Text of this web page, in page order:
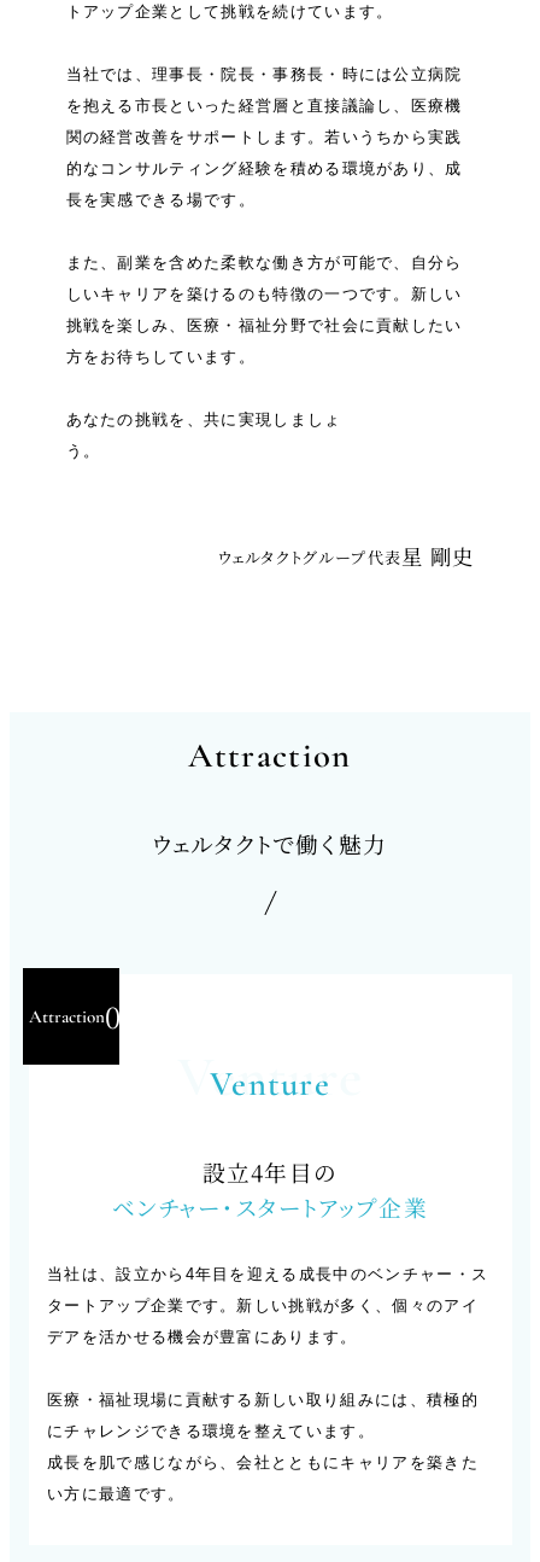
トアップ企業として挑戦を続けています。
当社では、理事長・院長・事務長・時には公立病院
を抱える市長といった経営層と直接議論 し、医療機
関の経営改善をサポートします。若いうちから実践
的なコンサルティング経験を積める環境があり、成
長を実感できる場です。
また、副業を含めた柔軟な働き方が可能で、自分ら
しいキャリアを築けるのも特徴の一つです。新しい
挑戦を楽しみ、医療・福祉分野で社会に貢献したい
方をお待ちしています。
あなたの挑戦を、共に実現しましょ
う。
ウェルタクトグループ代表星 剛史
Attraction
ウェルタクトで働く魅力
Attraction
Attraction01
Venture
設立4年目の
ベンチャー・スタートアップ企業
Venture
当社は、設立から4年目を迎える成長中のベンチャー・ス
タートアップ企業です。新しい挑戦が多く、個々のアイ
デアを活かせる機会が豊富にあります。
医療・福祉現場に貢献する新しい取り組みには、積極的
にチャレンジできる環境を整えています。
成長を肌で感じながら、会社とともにキャリアを築きた
い方に最適です。